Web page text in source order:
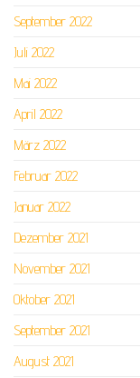
September 2022
Juli 2022
Mai 2022
April 2022
März 2022
Februar 2022
Januar 2022
Dezember 2021
November 2021
Oktober 2021
September 2021
August 2021